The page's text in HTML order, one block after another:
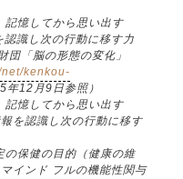
記憶してから思い出す
識し次の行動に移す力
「脳の形態の変化」
kenkou-
年12月9日参照）
記憶してから思い出す
を認識し次の行動に移す
保健の目的（健康の維
インド フルの機能性関与